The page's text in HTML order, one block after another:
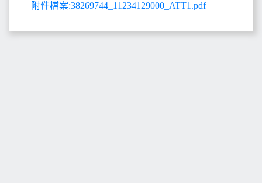
附件檔案:38269744_11234129000_ATT1.pdf